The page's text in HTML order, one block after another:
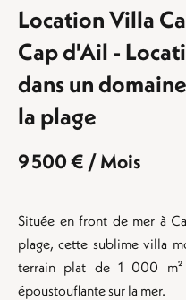
Location Villa
Cap d'Ail -
dans un
la plage
9 500 € / Mois
Située en front de mer à
plage, cette sublime villa
terrain plat de 1 000 m²
époustouflante sur la mer.